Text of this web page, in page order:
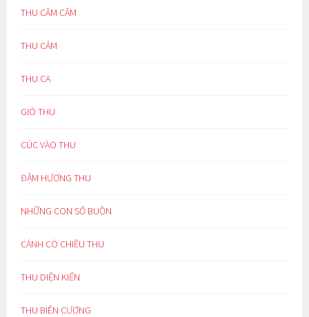
THU CĂM CĂM
THU CẢM
THU CA
GIÓ THU
CÚC VÀO THU
ĐẬM HƯƠNG THU
NHỮNG CON SỐ BUỒN
CÁNH CÒ CHIỀU THU
THU DIỆN KIẾN
THU BIÊN CƯƠNG